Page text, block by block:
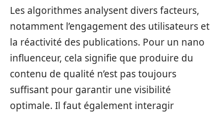
Les algorithmes analysent divers facteurs,
notamment l’engagement des utilisateurs et
la réactivité des publications. Pour un nano
influenceur, cela signifie que produire du
contenu de qualité n’est pas toujours
suffisant pour garantir une visibilité
optimale. Il faut également interagir